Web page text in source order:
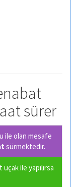
sürer
ile olan mesafe
sürmektedir.
ile yapılırsa